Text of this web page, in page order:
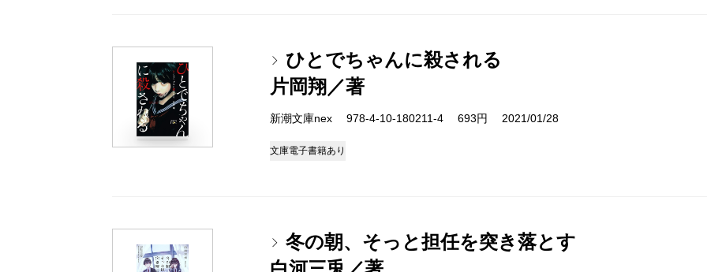
ひとでちゃんに殺される
片岡翔／著
新潮文庫nex 978-4-10-180211-4 693円 2021/01/28
文庫電子書籍あり
冬の朝、そっと担任を突き落とす